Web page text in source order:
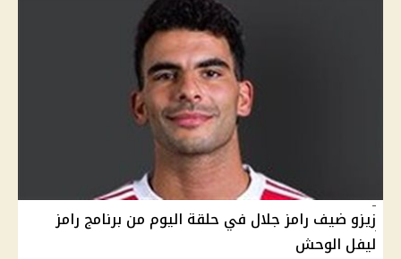
زيزو ضيف رامز جلال في حلقة اليوم من برنامج رامز
ليفل الوحش